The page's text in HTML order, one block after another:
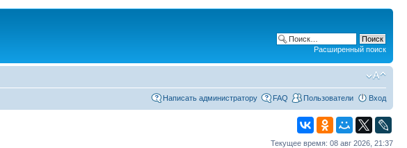
Расширенный поиск
Написать администратору FAQ Пользователи Вход
Текущее время: 08 авг 2026, 21:37